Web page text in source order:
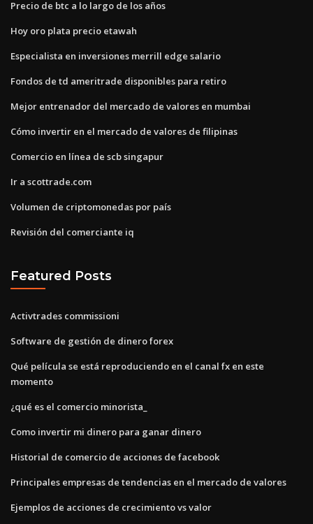
Precio de btc a lo largo de los años
Hoy oro plata precio etawah
Especialista en inversiones merrill edge salario
Fondos de td ameritrade disponibles para retiro
Mejor entrenador del mercado de valores en mumbai
Cómo invertir en el mercado de valores de filipinas
Comercio en línea de scb singapur
Ir a scottrade.com
Volumen de criptomonedas por país
Revisión del comerciante iq
Featured Posts
Activtrades commissioni
Software de gestión de dinero forex
Qué película se está reproduciendo en el canal fx en este
momento
¿qué es el comercio minorista_
Como invertir mi dinero para ganar dinero
Historial de comercio de acciones de facebook
Principales empresas de tendencias en el mercado de valores
Ejemplos de acciones de crecimiento vs valor